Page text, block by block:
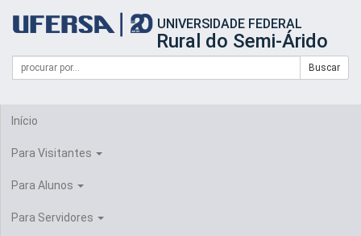
portal
UFERSA
UNIVERSIDADE FEDERAL
Rural do Semi-Árido
Formulário
Busca
Campo
de
Buscar
Início
Para Visitantes
Para Alunos
Para Servidores